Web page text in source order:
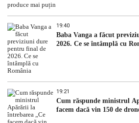
19:40
Baba Vanga a făcut
2026. Ce se întâmplă cu
19:21
Cum răspunde ministrul
facem dacă vin 150 de